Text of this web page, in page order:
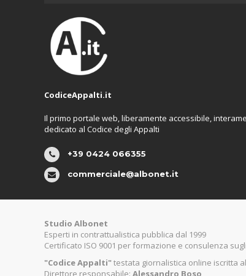
CodiceAppalti.it
Il primo portale web, liberamente accessibile,
dedicato al Codice degli Appalti
+39 0424 066355
commerciale@albonet.it
Studio Albonet
Esperti in contrattualistica pubblica dal 1999
Certificato ISO 9001 per formazione e consulenza
"Codice Appalti"testata giornalistica online iscritta
Direttore responsabile: Alessandro Boso